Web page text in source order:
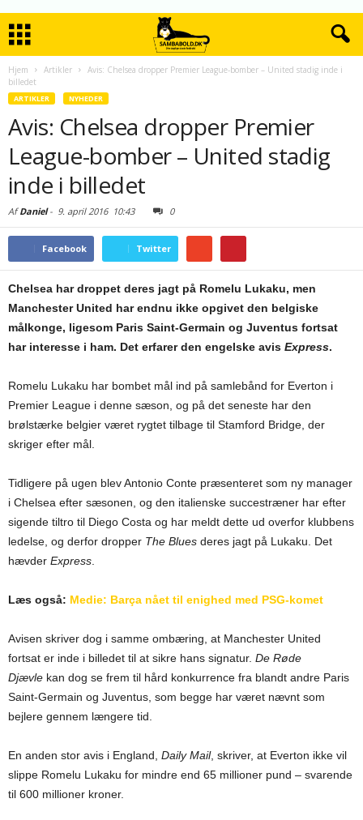
Hjem Artikler
Avis: Chelsea dropper Premier League-bomber – United stadig inde i
billedet
ARTIKLER NYHEDER
Avis: Chelsea dropper Premier
League-bomber – United stadig
inde i billedet
AfDaniel- 9. april 201610:43 0
Facebook Twitter
Chelsea har droppet deres jagt på Romelu Lukaku, men
Manchester United har endnu ikke opgivet den belgiske
målkonge, ligesom Paris Saint-Germain og Juventus fortsat
har interesse i ham. Det erfarer den engelske avis Express.
Romelu Lukaku har bombet mål ind på samlebånd for Everton i
Premier League i denne sæson, og på det seneste har den
brølstærke belgier været rygtet tilbage til Stamford Bridge, der
skriger efter mål.
Tidligere på ugen blev Antonio Conte præsenteret som ny manager
i Chelsea efter sæsonen, og den italienske succestræner har efter
sigende tiltro til Diego Costa og har meldt dette ud overfor klubbens
ledelse, og derfor dropper The Blues deres jagt på Lukaku. Det
hævder Express
Læs også: Medie: Barça nået til enighed med PSG-komet
Avisen skriver dog i samme ombæring, at Manchester United
fortsat er inde i billedet til at sikre hans signatur. De Røde
Djævle kan dog se frem til hård konkurrence fra blandt andre Paris
Saint-Germain og Juventus, som begge har været nævnt som
bejlere gennem længere tid.
En anden stor avis i England, Daily Mail, skriver, at Everton ikke vil
slippe Romelu Lukaku for mindre end 65 millioner pund – svarende
til 600 millioner kroner.